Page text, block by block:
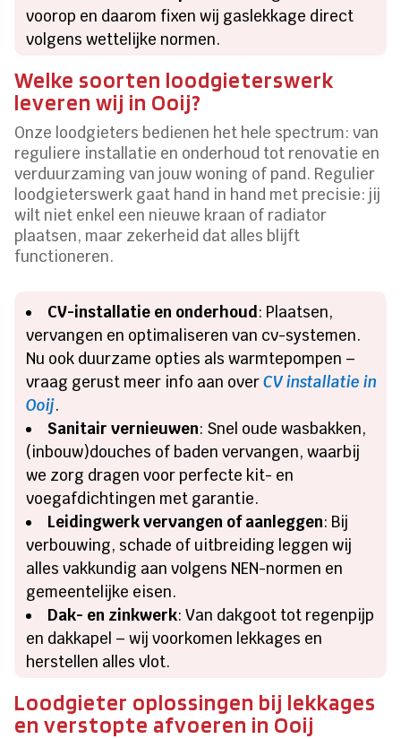
voorop en daarom fixen wij gaslekkage direct
volgens wettelijke normen.
Welke soorten loodgieterswerk
leveren wij in Ooij?
Onze loodgieters bedienen het hele spectrum: van
reguliere installatie en onderhoud tot renovatie en
verduurzaming van jouw woning of pand. Regulier
loodgieterswerk gaat hand in hand met precisie: jij
wilt niet enkel een nieuwe kraan of radiator
plaatsen, maar zekerheid dat alles blijft
functioneren.
CV-installatie en onderhoud: Plaatsen,
vervangen en optimaliseren van cv-systemen.
Nu ook duurzame opties als warmtepompen –
vraag gerust meer info aan overCV installatie in
Ooij.
Sanitair vernieuwen: Snel oude wasbakken,
(inbouw)douches of baden vervangen, waarbij
we zorg dragen voor perfecte kit- en
voegafdichtingen met garantie.
Leidingwerk vervangen of aanleggen: Bij
verbouwing, schade of uitbreiding leggen wij
alles vakkundig aan volgens NEN-normen en
gemeentelijke eisen.
Dak- en zinkwerk: Van dakgoot tot regenpijp
en dakkapel – wij voorkomen lekkages en
herstellen alles vlot.
Loodgieter oplossingen bij lekkages
en verstopte afvoeren in Ooij